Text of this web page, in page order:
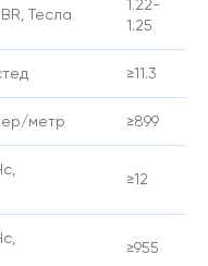
Тесла
1.22-
1.25
≥11.3
метр ≥899
≥12
≥955